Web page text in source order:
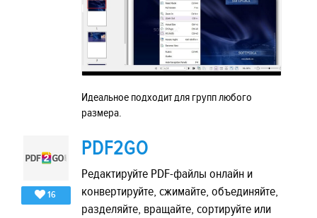
Идеальное подходит для групп любого
размера.
16
PDF2GO
Редактируйте PDF-файлы онлайн и
конвертируйте, сжимайте, объединяйте,
разделяйте, вращайте, сортируйте или